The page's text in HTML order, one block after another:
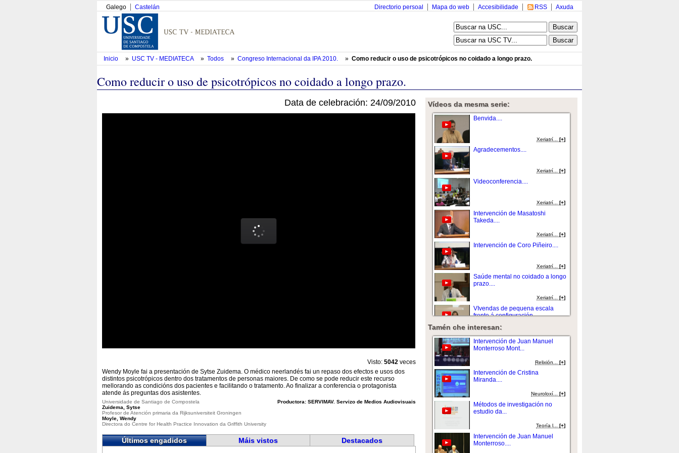
Galego Castelán Axuda
RSS
Accesibilidade
Mapa do web
Directorio persoal
Inicio » USC TV - MEDIATECA » Todos » Congreso Internacional da IPA 2010. » Como reducir o uso de psicotrópicos no coidado a longo prazo.
Como reducir o uso de psicotrópicos no coidado a longo prazo.
Data de celebración: 24/09/2010
Visto: 5042 veces
Wendy Moyle fai a presentación de Sytse Zuidema. O médico neerlandés fai un repaso dos efectos e usos dos
distintos psicotrópicos dentro dos tratamentos de personas maiores. De como se pode reducir este recurso
mellorando as condicións dos pacientes e facilitando o tratamento. Ao finalizar a conferencia o protagonista
atende ás preguntas dos asistentes.
Productora: SERVIMAV. Servizo de Medios Audiovisuais
Universidade de Santiago de Compostela
Zuidema, Sytse
Profesor de Atención primaria da Rijksuniversiteit Groningen
Moyle, Wendy
Directora do Centre for Health Practice Innovation da Griffith University
Últimos engadidos Máis vistos Destacados
Vídeos da mesma serie:
Benvida....
Xeriatrí...[+]
Agradecementos....
Xeriatrí... [+]
Videoconferencia....
Xeriatrí...[+]
Intervención de Masatoshi
Takeda....
Xeriatrí...[+]
Intervención de Coro Piñeiro....
Xeriatrí...[+]
Saúde mental no coidado a longo
prazo....
Xeriatrí...[+]
VIvendas de pequena escala
frente á configuración...
Intervención de Juan Casares
Long....
Xeriatrí...[+]
Debate sobre a
videoconferencia....
Xeriatrí...[+]
Depresión na vellez....
Xeriatrí...[+]
Coidado ao-final-da-vida:
cuestións é...
Tamén che interesan:
Intervención de Juan Manuel
Monterroso Mont...
Relixión...[+]
Intervención de Cristina
Miranda....
Neuroloxí... [+]
Métodos de investigación no
estudio da...
Teoría l...[+]
Intervención de Juan Manuel
Monterroso....